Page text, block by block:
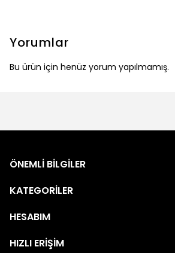
Yorumlar
Bu ürün için henüz yorum yapılmamış.
ÖNEMLİ BİLGİLER
KATEGORİLER
HESABIM
HIZLI ERİŞİM